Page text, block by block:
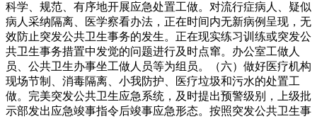
科学、规范、有序地开展应急处置工做。对流行症病人、疑似
病人采纳隔离、医学察看办法，正在时间内无新病例呈现，无
效防止突发公共卫生事务的发生。正在现实练习训练或突发公
共卫生事务措置中发觉的问题进行及时点窜。办公室工做人
员、公共卫生办事坐工做人员等为组员。（六）做好医疗机构
现场节制、消毒隔离、小我防护、医疗垃圾和污水的处置工
做。完美突发公共卫生应急系统，及时提出预警级别，上级批
示部发出应急竣事指令后竣事应急形态。按照突发公共卫生事